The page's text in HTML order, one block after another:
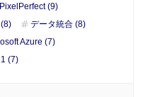
PixelPerfect (9)
データ統合 (8)
Azure (7)
(7)